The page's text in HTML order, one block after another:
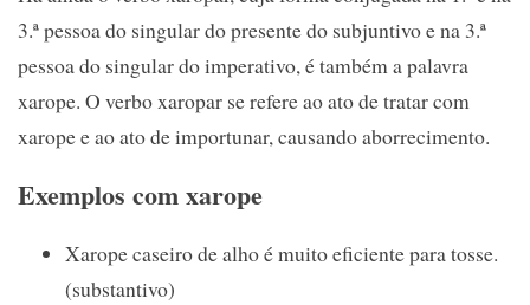
3.ª pessoa do singular do presente do subjuntivo e na 3.ª
pessoa do singular do imperativo, é também a palavra
xarope. O verbo xaropar se refere ao ato de tratar com
xarope e ao ato de importunar, causando aborrecimento.
Exemplos com xarope
Xarope caseiro de alho é muito eficiente para tosse.
(substantivo)